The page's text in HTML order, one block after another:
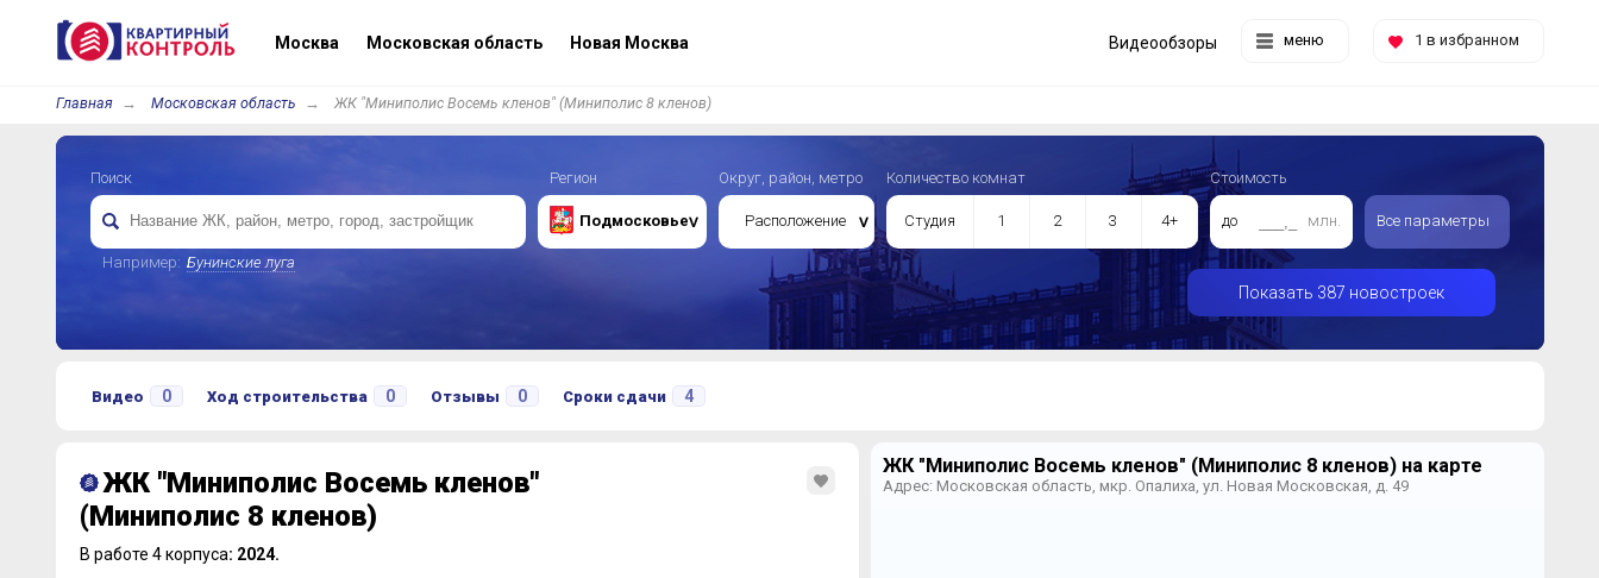
Москва Московская область Новая Москва меню 1 в избранном
Видеообзоры
Главная Московская область ЖК "Миниполис Восемь кленов" (Миниполис 8 кленов)
Поиск
Например: Бунинские луга
Регион
Подмосковье
Округ, район, метро
Расположение
Количество комнат
Студия 1 2 3 4+
Стоимость
до млн. Все параметры
Показать 387 новостроек
Видео 0 Ход строительства 0 Отзывы 0 Сроки сдачи 4
ЖК "Миниполис Восемь кленов"
(Миниполис 8 кленов)
В работе 4 корпуса: 2024.
ЖК "Миниполис Восемь кленов" (Миниполис 8 кленов) на карте
Адрес: Московская область, мкр. Опалиха, ул. Новая Московская, д. 49